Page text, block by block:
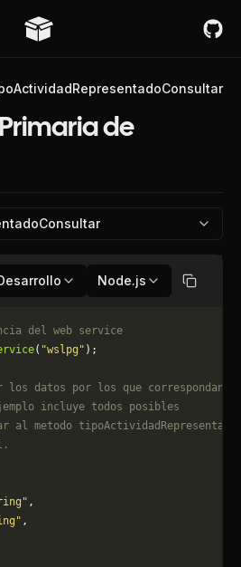
de
Node.js Copiar
del web service
( "wslpg" );
los datos por los que correspondan.
incluye todos posibles
metodo
,
,